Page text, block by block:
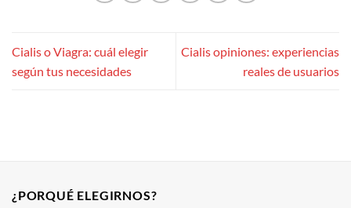
Cialis o Viagra: cuál elegir
según tus necesidades
Cialis opiniones: experiencias
reales de usuarios
¿PORQUÉ ELEGIRNOS?